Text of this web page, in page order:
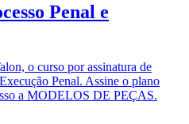
Penal e
o curso por assinatura de
Penal. Assine o plano
a MODELOS DE PEÇAS.